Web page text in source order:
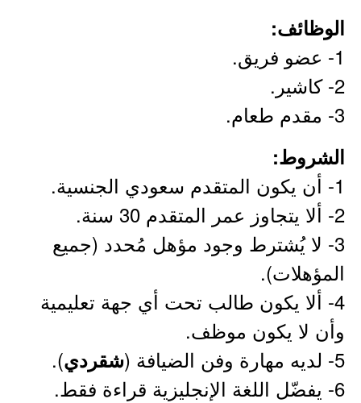
الوظائف:
1- عضو فريق.
2- كاشير.
3- مقدم طعام.
الشروط:
1- أن يكون المتقدم سعودي الجنسية.
2- ألا يتجاوز عمر المتقدم 30 سنة.
3- لا يُشترط وجود مؤهل مُحدد (جميع
المؤهلات).
4- ألا يكون طالب تحت أي جهة تعليمية
وأن لا يكون موظف.
5- لديه مهارة وفن الضيافة (
شقردي).
6- يفضّل اللغة الإنجليزية قراءة فقط.